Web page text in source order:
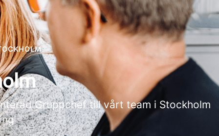
Gruppchef till vårt team i Stockholm